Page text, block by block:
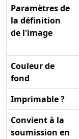
Paramètres de
la définition
de l'image
Couleur de
fond
Imprimable ?
Convient à la
soumission en